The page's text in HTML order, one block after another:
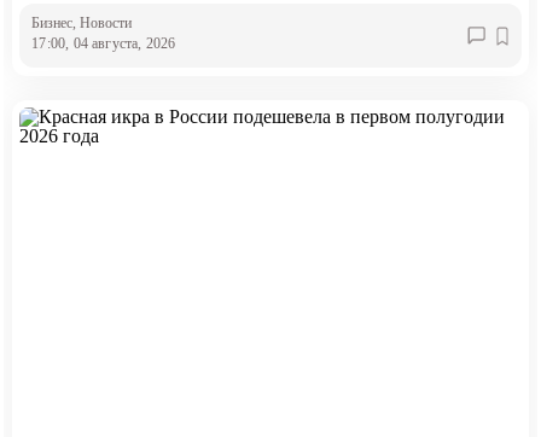
Бизнес, Новости
17:00, 04 августа, 2026